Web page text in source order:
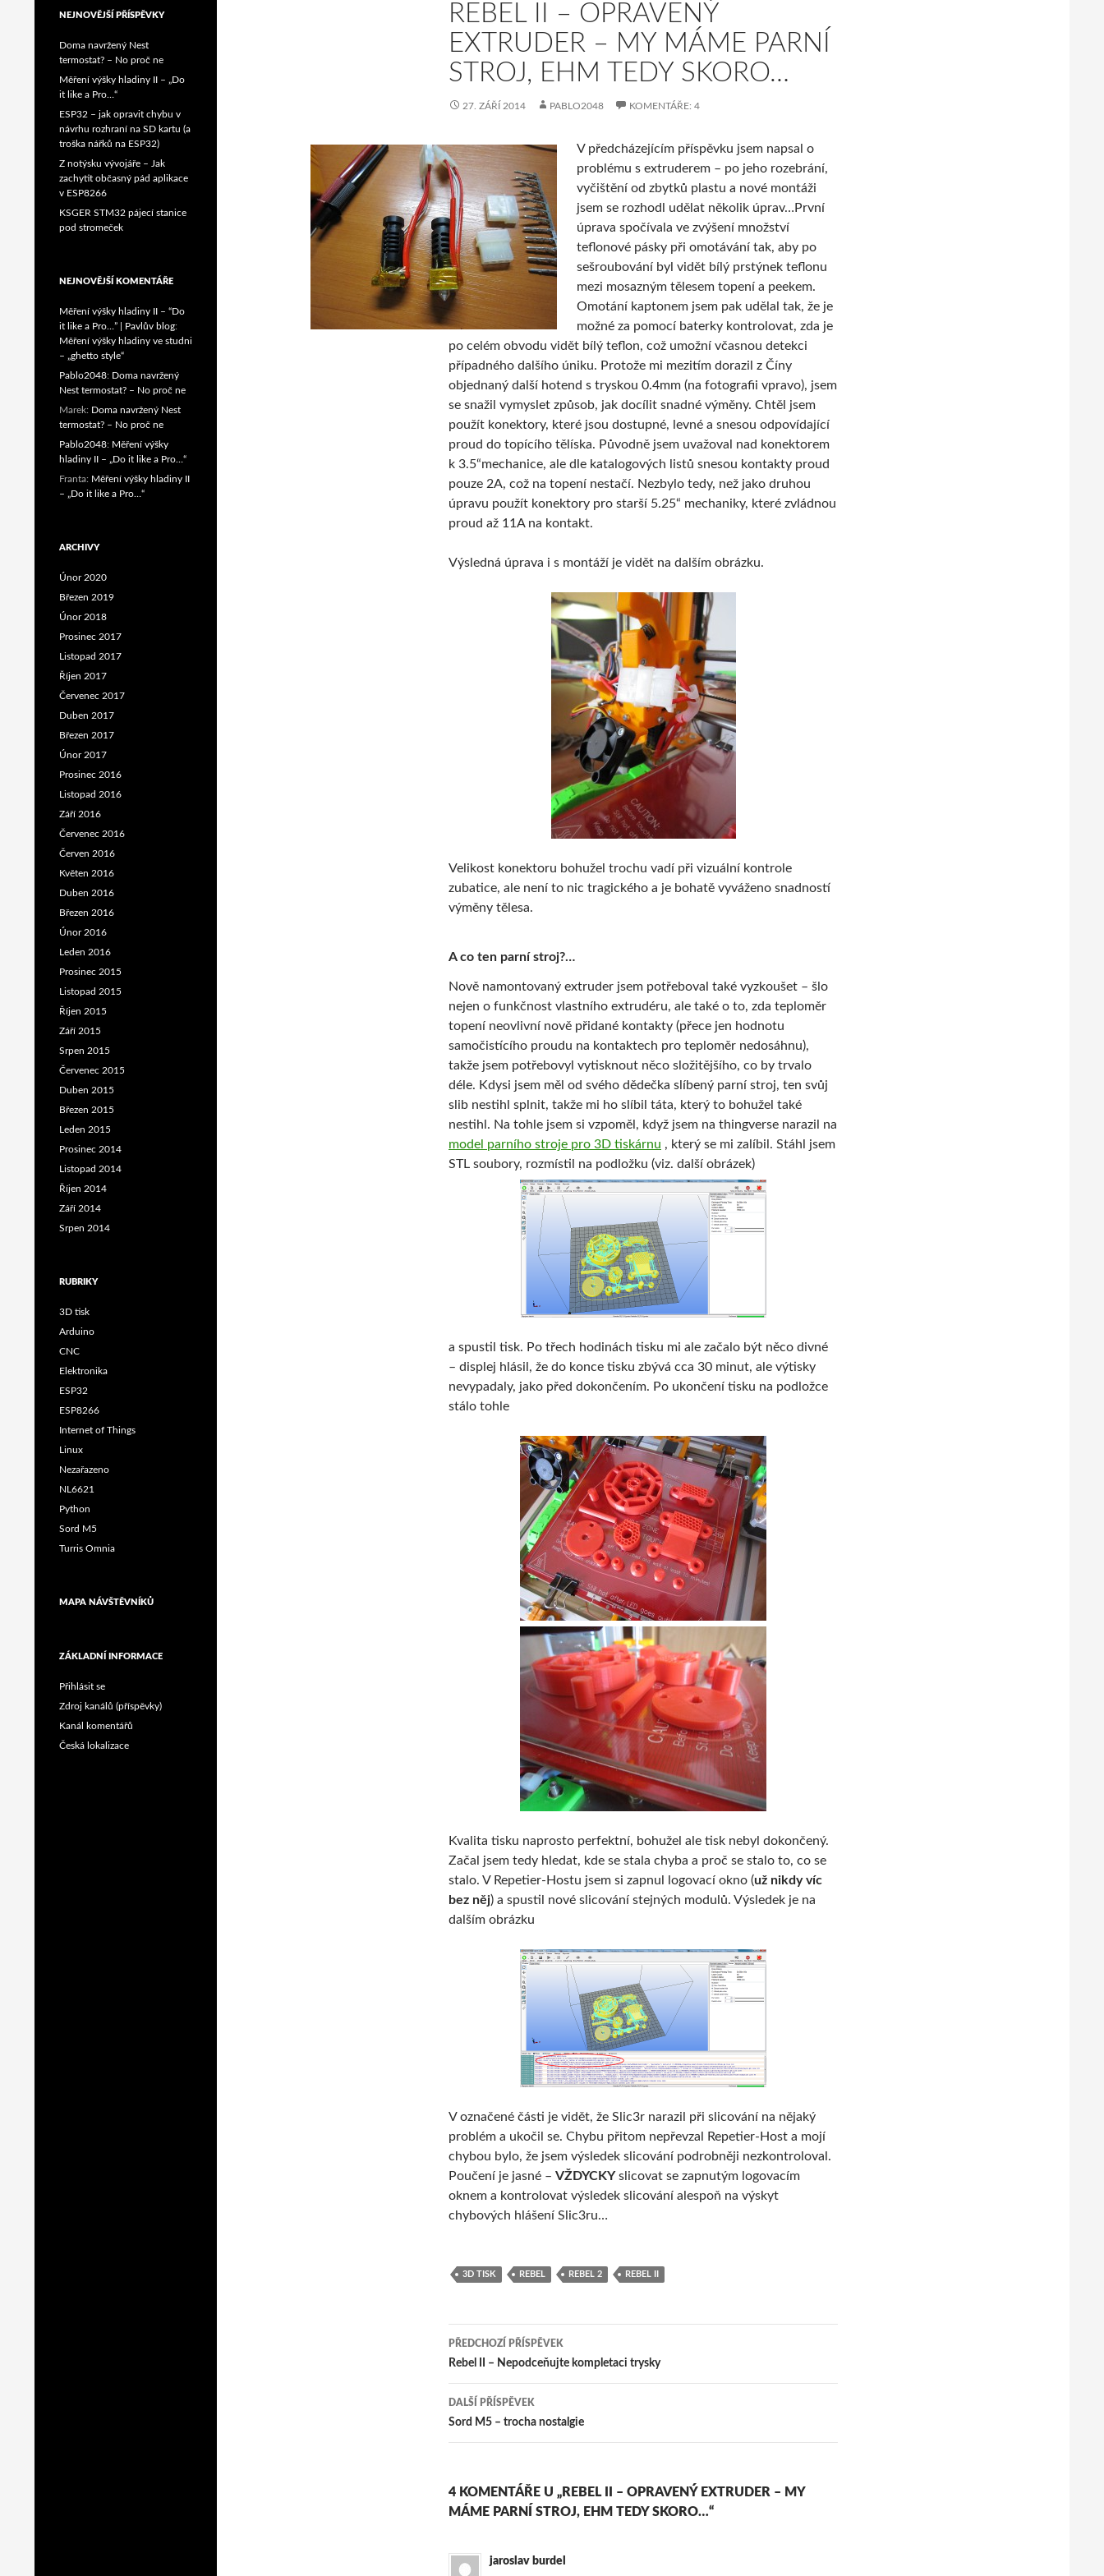
REBEL II – OPRAVENÝ
EXTRUDER – MY MÁME PARNÍ
STROJ, EHM TEDY SKORO…
27. ZÁŘÍ 2014 PABLO2048 KOMENTÁŘE: 4
V předcházejícím příspěvku jsem napsal o
problému s extruderem – po jeho rozebrání,
vyčištění od zbytků plastu a nové montáži
jsem se rozhodl udělat několik úprav… První
úprava spočívala ve zvýšení množství
teflonové pásky při omotávání tak, aby po
sešroubování byl vidět bílý prstýnek teflonu
mezi mosazným tělesem topení a peekem.
Omotání kaptonem jsem pak udělal tak, že je
možné za pomocí baterky kontrolovat, zda je
po celém obvodu vidět bílý teflon, což umožní včasnou detekci
případného dalšího úniku. Protože mi mezitím dorazil z Číny
objednaný další hotend s tryskou 0.4mm (na fotografii vpravo), jsem
se snažil vymyslet způsob, jak docílit snadné výměny. Chtěl jsem
použít konektory, které jsou dostupné, levné a snesou odpovídající
proud do topícího tělíska. Původně jsem uvažoval nad konektorem
k 3.5“mechanice, ale dle katalogových listů snesou kontakty proud
pouze 2A, což na topení nestačí. Nezbylo tedy, než jako druhou
úpravu použít konektory pro starší 5.25“ mechaniky, které zvládnou
proud až 11A na kontakt.
Výsledná úprava i s montáží je vidět na dalším obrázku.
Velikost konektoru bohužel trochu vadí při vizuální kontrole
zubatice, ale není to nic tragického a je bohatě vyváženo snadností
výměny tělesa.
A co ten parní stroj?…
Nově namontovaný extruder jsem potřeboval také vyzkoušet – šlo
nejen o funkčnost vlastního extrudéru, ale také o to, zda teploměr
topení neovlivní nově přidané kontakty (přece jen hodnotu
samočistícího proudu na kontaktech pro teploměr nedosáhnu),
takže jsem potřebovyl vytisknout něco složitějšího, co by trvalo
déle. Kdysi jsem měl od svého dědečka slíbený parní stroj, ten svůj
slib nestihl splnit, takže mi ho slíbil táta, který to bohužel také
nestihl. Na tohle jsem si vzpoměl, když jsem na thingverse narazil na
model parního stroje pro 3D tiskárnu , který se mi zalíbil. Stáhl jsem
STL soubory, rozmístil na podložku (viz. další obrázek)
a spustil tisk. Po třech hodinách tisku mi ale začalo být něco divné
– displej hlásil, že do konce tisku zbývá cca 30 minut, ale výtisky
nevypadaly, jako před dokončením. Po ukončení tisku na podložce
stálo tohle
Kvalita tisku naprosto perfektní, bohužel ale tisk nebyl dokončený.
Začal jsem tedy hledat, kde se stala chyba a proč se stalo to, co se
stalo. V Repetier-Hostu jsem si zapnul logovací okno (už nikdy víc
bez něj) a spustil nové slicování stejných modulů. Výsledek je na
dalším obrázku
V označené části je vidět, že Slic3r narazil při slicování na nějaký
problém a ukočil se. Chybu přitom nepřevzal Repetier-Host a mojí
chybou bylo, že jsem výsledek slicování podrobněji nezkontroloval.
Poučení je jasné – VŽDYCKYslicovat se zapnutým logovacím
oknem a kontrolovat výsledek slicování alespoň na výskyt
chybových hlášení Slic3ru…
3D TISK REBEL REBEL 2 REBEL II
Navigace
pro
příspěvky
PŘEDCHOZÍ PŘÍSPĚVEK
Rebel II – Nepodceňujte kompletaci trysky
DALŠÍ PŘÍSPĚVEK
Sord M5 – trocha nostalgie
4 KOMENTÁŘE U „REBEL II – OPRAVENÝ EXTRUDER – MY
MÁME PARNÍ STROJ, EHM TEDY SKORO…“
jaroslav burdel
NEJNOVĚJŠÍ PŘÍSPĚVKY
Doma navržený Nest
termostat? – No proč ne
Měření výšky hladiny II – „Do
it like a Pro…“
ESP32 – jak opravit chybu v
návrhu rozhraní na SD kartu (a
troška nářků na ESP32)
Z notýsku vývojáře – Jak
zachytit občasný pád aplikace
v ESP8266
KSGER STM32 pájecí stanice
pod stromeček
NEJNOVĚJŠÍ KOMENTÁŘE
Měření výšky hladiny II – “Do
it like a Pro…” | Pavlův blog:
Měření výšky hladiny ve studni
– „ghetto style“
Pablo2048: Doma navržený
Nest termostat? – No proč ne
Marek: Doma navržený Nest
termostat? – No proč ne
Pablo2048: Měření výšky
hladiny II – „Do it like a Pro…“
Franta: Měření výšky hladiny II
– „Do it like a Pro…“
ARCHIVY
Únor 2020
Březen 2019
Únor 2018
Prosinec 2017
Listopad 2017
Říjen 2017
Červenec 2017
Duben 2017
Březen 2017
Únor 2017
Prosinec 2016
Listopad 2016
Září 2016
Červenec 2016
Červen 2016
Květen 2016
Duben 2016
Březen 2016
Únor 2016
Leden 2016
Prosinec 2015
Listopad 2015
Říjen 2015
Září 2015
Srpen 2015
Červenec 2015
Duben 2015
Březen 2015
Leden 2015
Prosinec 2014
Listopad 2014
Říjen 2014
Září 2014
Srpen 2014
RUBRIKY
3D tisk
Arduino
CNC
Elektronika
ESP32
ESP8266
Internet of Things
Linux
Nezařazeno
NL6621
Python
Sord M5
Turris Omnia
MAPA NÁVŠTĚVNÍKŮ
ZÁKLADNÍ INFORMACE
Přihlásit se
Zdroj kanálů (příspěvky)
Kanál komentářů
Česká lokalizace